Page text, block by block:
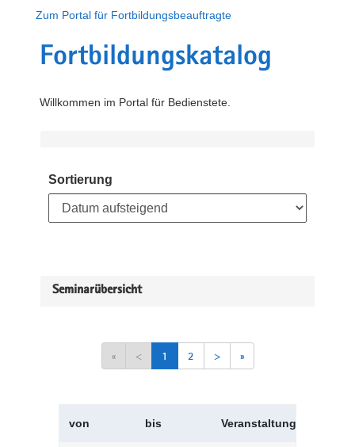
Zum Portal für Fortbildungsbeauftragte
Fortbildungskatalog
Willkommen im Portal für Bedienstete.
Sortierung
Seminarübersicht
« < 1 2 > »
von bis Veranstaltungskürzel